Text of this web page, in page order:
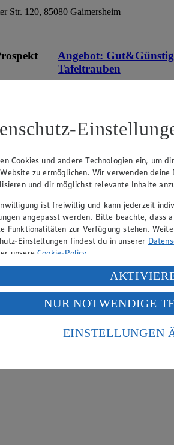
Str. 120, 85080 Gaimersheim
an.
im
Angebot: Gut&Günstig
Tafeltrauben
hell, kernlos, aus Italien/
Packung, (1kg=2.98)
Cookies und andere Technologien ein, um
zu ermöglichen. Wir verwenden deine
und dir möglichst relevante Inhalte
ist freiwillig und kann jederzeit
angepasst werden. Bitte beachte, dass
Funktionalitäten zur Verfügung stehen.
Einstellungen findest du in unserer
unsereCookie-Policy.
deiner personenbezogenen Daten in den
auf „Aktivieren“ klickst, willigst du im Sinne
deine Daten in den USA verarbeitet werden.
europäischen Standards nicht
Zugriffs durch US-amerikanische Behörden.
NUR NOTWENDIGE
EINSTELLUNGEN